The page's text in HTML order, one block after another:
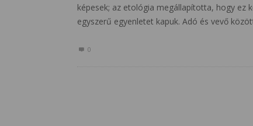
képesek; az etológia megállapította, hogy ez
egyszerű egyenletet kapuk. Adó és vevő
0